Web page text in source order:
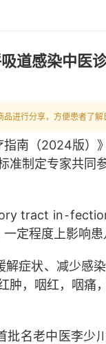
道感染中医
进行分享，方便患者了
指南（2024版）》
准制定专家共同
tract in⁃
一定程度上影响患
症状、减少感
肿，咽红，咽痛
批名老中医李少